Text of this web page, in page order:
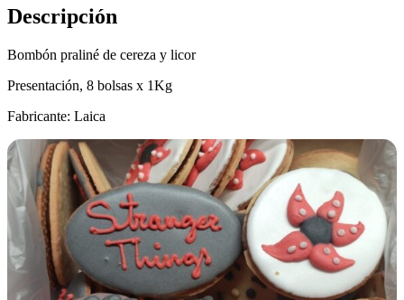
Descripción
Bombón praliné de cereza y licor
Presentación, 8 bolsas x 1Kg
Fabricante: Laica